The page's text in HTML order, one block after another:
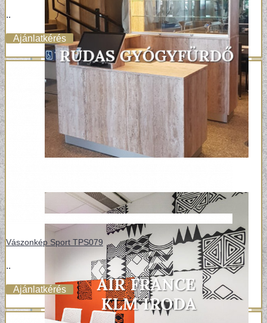
..
Ajánlatkérés
Vászonkép Sport TPS079
..
Ajánlatkérés